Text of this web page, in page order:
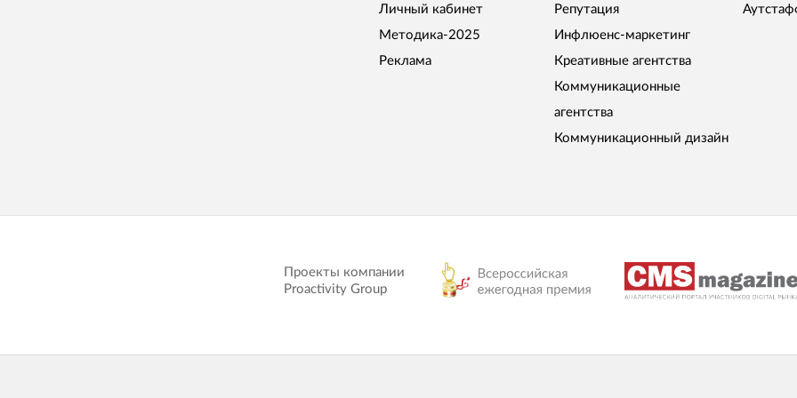
Личный кабинет
Методика-2025
Реклама
Репутация
Инфлюенс-маркетинг
Креативные агентства
Коммуникационные
агентства
Коммуникационный дизайн
Проекты компании
Proactivity Group